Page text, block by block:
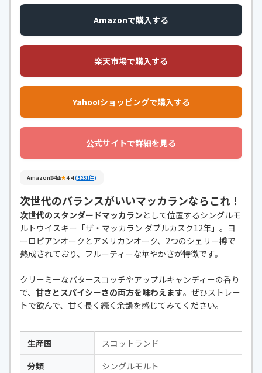
Amazonで購入する
楽天市場で購入する
Yahoo!ショッピングで購入する
公式サイトで詳細を見る
Amazon評価★4.4(3231件)
次世代のバランスがいいマッカランならこれ！
次世代のスタンダードマッカランとして位置するシングルモ
ルトウイスキー「ザ・マッカラン ダブルカスク12年」。ヨ
ーロピアンオークとアメリカンオーク、2つのシェリー樽で
熟成されており、フルーティーな華やかさが特徴です。
クリーミーなバタースコッチやアップルキャンディーの香り
で、 甘さとスパイシーさの両方を味わえます。ぜひストレー
トで飲んで、甘く長く続く余韻を感じてみてください。
生産国
スコットランド
分類
シングルモルト